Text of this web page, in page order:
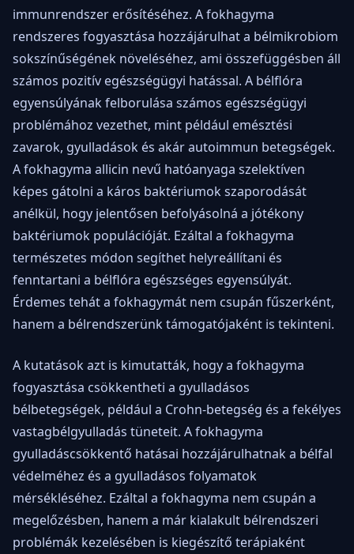
immunrendszer erősítéséhez. A fokhagyma
rendszeres fogyasztása hozzájárulhat a bélmikrobiom
sokszínűségének növeléséhez, ami összefüggésben áll
számos pozitív egészségügyi hatással. A bélflóra
egyensúlyának felborulása számos egészségügyi
problémához vezethet, mint például emésztési
zavarok, gyulladások és akár autoimmun betegségek.
A fokhagyma allicin nevű hatóanyaga szelektíven
képes gátolni a káros baktériumok szaporodását
anélkül, hogy jelentősen befolyásolná a jótékony
baktériumok populációját. Ezáltal a fokhagyma
természetes módon segíthet helyreállítani és
fenntartani a bélflóra egészséges egyensúlyát.
Érdemes tehát a fokhagymát nem csupán fűszerként,
hanem a bélrendszerünk támogatójaként is tekinteni.
A kutatások azt is kimutatták, hogy a fokhagyma
fogyasztása csökkentheti a gyulladásos
bélbetegségek, például a Crohn-betegség és a fekélyes
vastagbélgyulladás tüneteit. A fokhagyma
gyulladáscsökkentő hatásai hozzájárulhatnak a bélfal
védelméhez és a gyulladásos folyamatok
mérsékléséhez. Ezáltal a fokhagyma nem csupán a
megelőzésben, hanem a már kialakult bélrendszeri
problémák kezelésében is kiegészítő terápiaként